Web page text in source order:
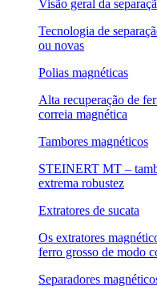
Visão geral da
Tecnologia de
ou novas
Polias magnéticas
Alta recuperação de
correia magnética
Tambores magnéticos
STEINERT MT –
extrema robustez
Extratores de sucata
Os extratores
ferro grosso de modo
Separadores